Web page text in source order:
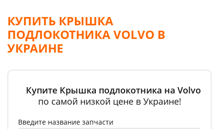
КУПИТЬ КРЫШКА
ПОДЛОКОТНИКА VOLVO В
УКРАИНЕ
Купите Крышка подлокотника на Volvo
по самой низкой цене в Украине!
Введите название запчасти